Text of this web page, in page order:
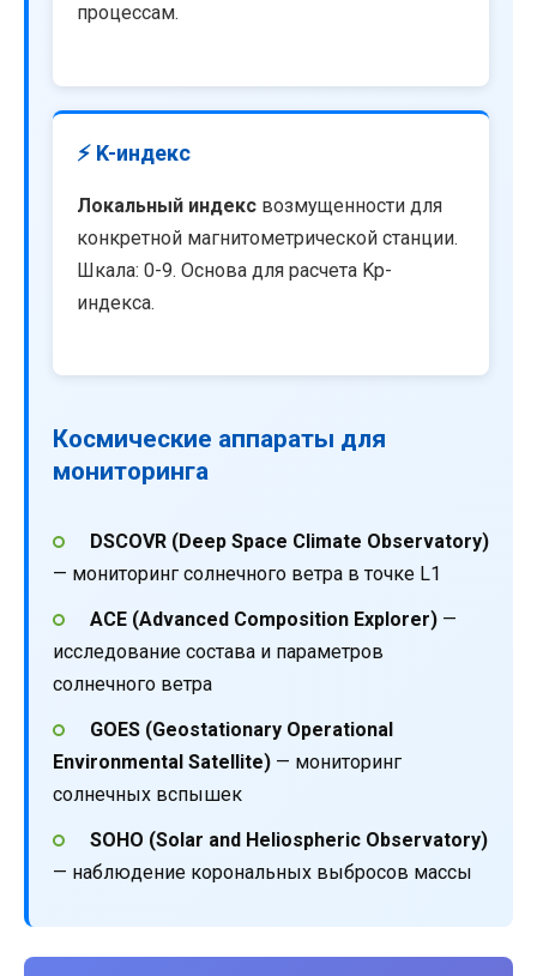
процессам.
⚡ K-индекс
Локальный индекс возмущенности для
конкретной магнитометрической станции.
Шкала: 0-9. Основа для расчета Kp-
индекса.
Космические аппараты для
мониторинга
DSCOVR (Deep Space Climate Observatory)
— мониторинг солнечного ветра в точке L1
ACE (Advanced Composition Explorer)—
исследование состава и параметров
солнечного ветра
GOES (Geostationary Operational
Environmental Satellite) — мониторинг
солнечных вспышек
SOHO (Solar and Heliospheric Observatory)
— наблюдение корональных выбросов массы